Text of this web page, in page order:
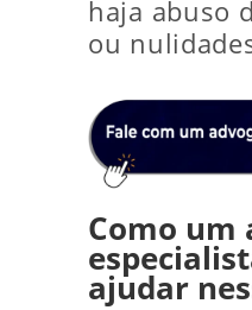
haja abuso
ou
Como um
ajudar